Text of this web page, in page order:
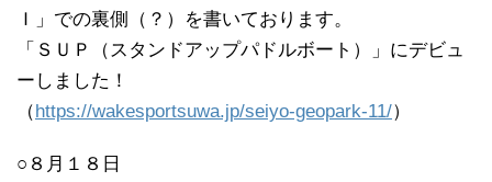
Ｉ」での裏側（？）を書いております。
「ＳＵＰ（スタンドアップパドルボート）」にデビュ
ーしました！
（https://wakesportsuwa.jp/seiyo-geopark-11/）
○８月１８日